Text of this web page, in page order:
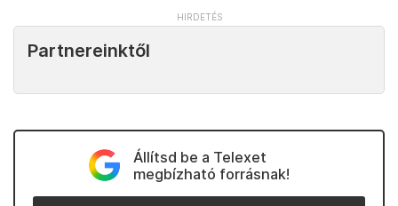
Partnereinktől
Állítsd be a Telexet
megbízható forrásnak!